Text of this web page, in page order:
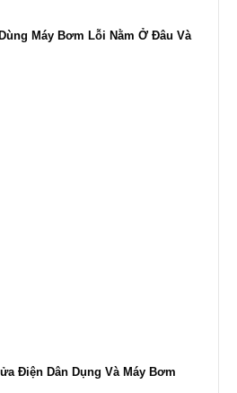
Máy Bơm Lỗi Nằm Ở Đâu Và
Điện Dân Dụng Và Máy Bơm